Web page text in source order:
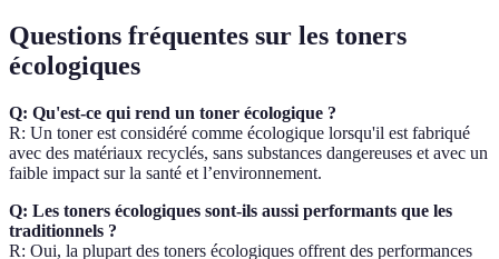
Questions fréquentes sur les toners
écologiques
Q: Qu'est-ce qui rend un toner écologique ?
R: Un toner est considéré comme écologique lorsqu'il est fabriqué
avec des matériaux recyclés, sans substances dangereuses et avec un
faible impact sur la santé et l’environnement.
Q: Les toners écologiques sont-ils aussi performants que les
traditionnels ?
R: Oui, la plupart des toners écologiques offrent des performances